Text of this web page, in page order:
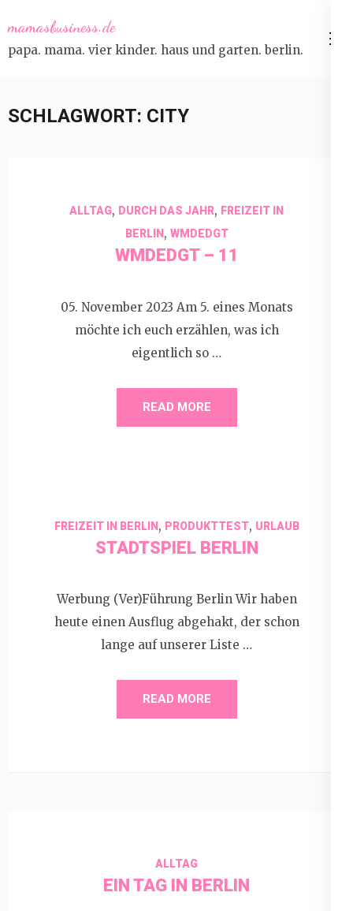
to
content
mamasbusiness.de
papa. mama. vier kinder. haus und garten. berlin.
SCHLAGWORT: CITY
ALLTAG, DURCH DAS JAHR, FREIZEIT IN
BERLIN, WMDEDGT
WMDEDGT – 11
05. November 2023 Am 5. eines Monats
möchte ich euch erzählen, was ich
eigentlich so …
READ MORE
FREIZEIT IN BERLIN, PRODUKTTEST, URLAUB
STADTSPIEL BERLIN
Werbung (Ver)Führung Berlin Wir haben
heute einen Ausflug abgehakt, der schon
lange auf unserer Liste …
READ MORE
ALLTAG
EIN TAG IN BERLIN